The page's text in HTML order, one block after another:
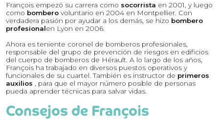
François empezó su carrera como socorrista en 2001, y luego
como bombero voluntario en 2004 en Montpellier. Con
verdadera pasión por ayudar a los demás, se hizo bombero
profesionalen Lyon en 2006.
Ahora es teniente coronel de bomberos profesionales,
responsable del grupo de prevención de riesgos en edificios
del cuerpo de bomberos de Hérault. A lo largo de los años,
François ha trabajado en diversos puestos operativos y
funcionales de su cuartel. También es instructor de primeros
auxilios , para que el mayor número posible de personas
pueda aprender técnicas para salvar vidas.
Consejos de François